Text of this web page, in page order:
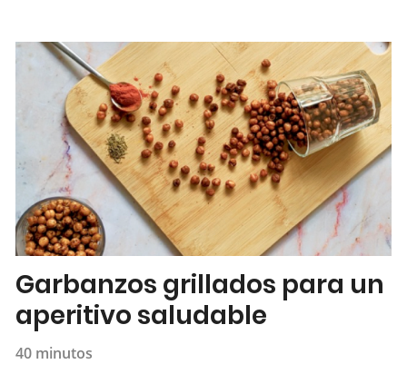
Garbanzos grillados para un
aperitivo saludable
40 minutos